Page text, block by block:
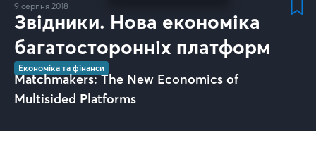
9 серпня 2018
Звідники. Нова економіка
багатосторонніх платформ
Економіка та фінанси
Matchmakers: The New Economics of
Multisided Platforms